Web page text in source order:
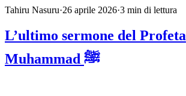
Tahiru Nasuru·26 aprile 2026·3 min di lettura
L’ultimo sermone del Profeta
Muhammad ﷺ